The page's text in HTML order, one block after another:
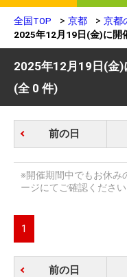
全国TOP 京都
京都
2025年12月19日(金)に開
2025年12月19日(金)
(全 0 件)
前の日
※開催期間中でもお休み
ージにてご確認ください
1
前の日